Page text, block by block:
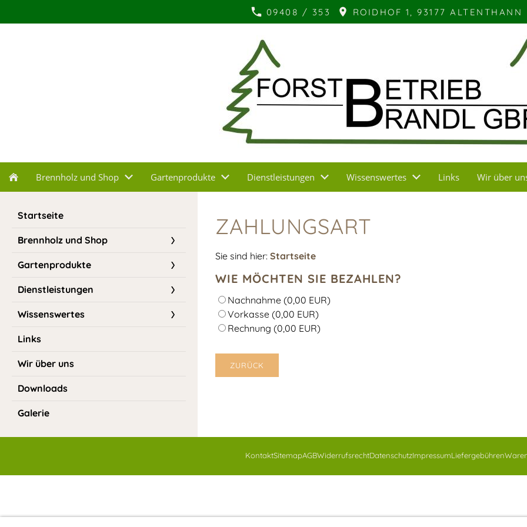
09408 / 353 ROIDHOF 1, 93177 ALTENTHANN
Brennholz und Shop Gartenprodukte Dienstleistungen Wissenswertes Links Wir über
Startseite
Brennholz und Shop
Gartenprodukte
Dienstleistungen
Wissenswertes
Links
Wir über uns
Downloads
Galerie
ZAHLUNGSART
Sie sind hier: Startseite
WIE MÖCHTEN SIE BEZAHLEN?
Nachnahme (0,00 EUR)
Vorkasse (0,00 EUR)
Rechnung (0,00 EUR)
ZURÜCK
KontaktSitemapAGBWiderrufsrechtDatenschutzImpressumLiefergebühren